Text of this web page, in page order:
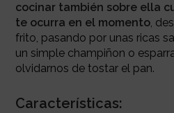
cocinar también sobre ella
te ocurra en el momento,
frito, pasando por unas ricas
un simple champiñon o
olvidarnos de tostar el pan.
Características: